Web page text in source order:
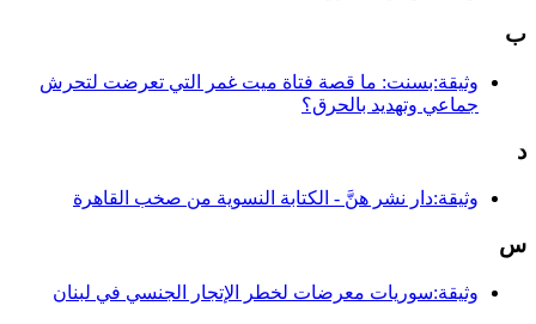
ب
وثيقة:بسنت: ما قصة فتاة ميت غمر التي تعرضت لتحرش
جماعي وتهديد بالحرق؟
د
وثيقة:دار نشر هنَّ - الكتابة النسوية من صخب القاهرة
س
وثيقة:سوريات معرضات لخطر الإتجار الجنسي في لبنان